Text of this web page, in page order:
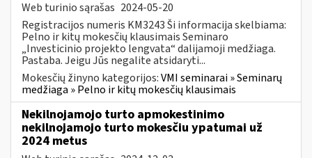
Web turinio sąrašas 2024-05-20
Registracijos numeris KM3243 Ši informacija skelbiama:
Pelno ir kitų mokesčių klausimais Seminaro
„Investicinio projekto lengvata“ dalijamoji medžiaga.
Pastaba. Jeigu Jūs negalite atsidaryti...
Mokesčių žinyno kategorijos:VMI seminarai » Seminarų
medžiaga » Pelno ir kitų mokesčių klausimais
Nekilnojamojo turto apmokestinimo
nekilnojamojo turto mokesčiu ypatumai už
2024 metus